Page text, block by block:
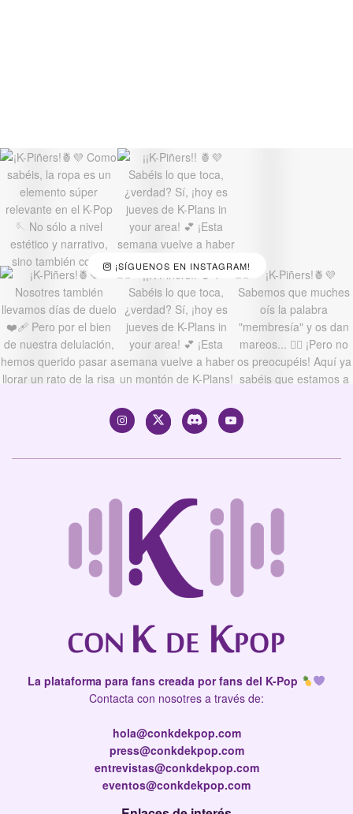
¡SÍGUENOS EN INSTAGRAM!
La plataforma para fans creada por fans del K-Pop
Contacta con nosotres a través de:
hola@conkdekpop.com
press@conkdekpop.com
entrevistas@conkdekpop.com
eventos@conkdekpop.com